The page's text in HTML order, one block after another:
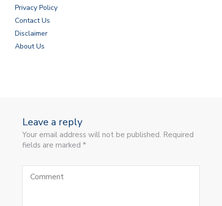
Privacy Policy
Contact Us
Disclaimer
About Us
Leave a reply
Your email address will not be published. Required
fields are marked *